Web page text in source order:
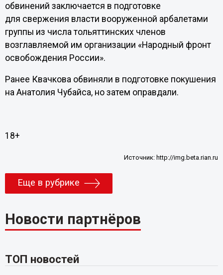
обвинений заключается в подготовке
для свержения власти вооруженной арбалетами
группы из числа тольяттинских членов
возглавляемой им организации «Народный фронт
освобождения России».
Ранее Квачкова обвиняли в подготовке покушения
на Анатолия Чубайса, но затем оправдали.
18+
Источник: http://img.beta.rian.ru
Еще в рубрике
Новости партнёров
ТОП новостей